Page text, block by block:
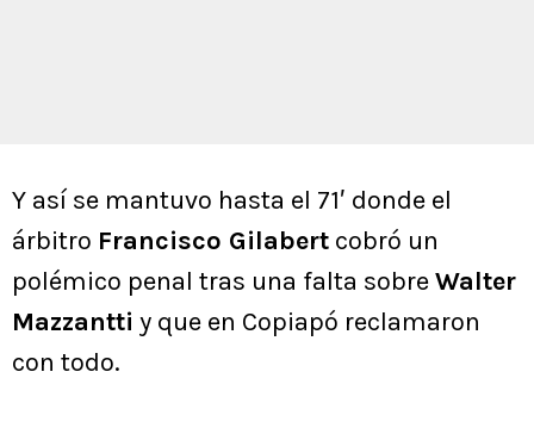
Y así se mantuvo hasta el 71′ donde el
árbitro Francisco Gilabert cobró un
polémico penal tras una falta sobreWalter
Mazzantti y que en Copiapó reclamaron
con todo.